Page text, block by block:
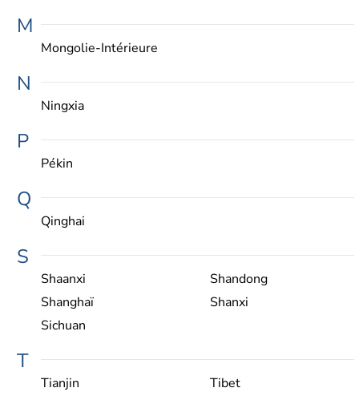
M
Mongolie-Intérieure
N
Ningxia
P
Pékin
Q
Qinghai
S
Shaanxi
Shandong
Shanghaï
Shanxi
Sichuan
T
Tianjin Tibet